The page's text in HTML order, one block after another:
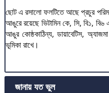
ছোট এ রসালো ফলটিতে আছে প্রচুর
আঙুরে রয়েছে ভিটামিন কে, সি, বি১, বি৬
আঙুর কোষ্ঠকাঠিন্য, ডায়াবেটিস,
ভূমিকা রাখে।
জানায় যত ভুল